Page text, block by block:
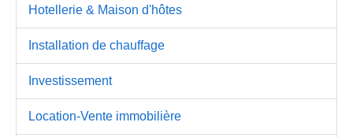
Hotellerie & Maison d'hôtes
Installation de chauffage
Investissement
Location-Vente immobilière